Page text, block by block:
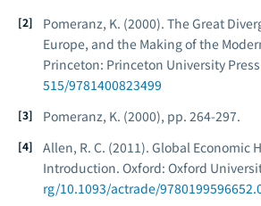
Pomeranz, K. (2000). The Great
Europe, and the Making of the
Princeton: Princeton University
515/9781400823499
Pomeranz, K. (2000), pp. 264-297.
Allen, R. C. (2011). Global Economic
Introduction. Oxford: Oxford
rg/10.1093/actrade/